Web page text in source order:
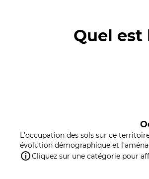
Quel
L'occupation des sols sur ce
évolution démographique et
Cliquez sur une catégorie pour